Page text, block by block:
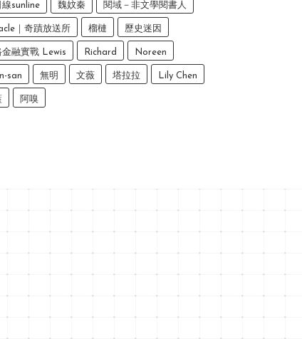
線sunline 魏妏秦 閱域－非文學閱書人
｜奇蹟放送所 榴槤 歷史迷因
金融實戰 Lewis Richard Noreen
san 無明 文薇 塔拉拉 Lily Chen
阿嗅